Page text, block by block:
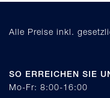
Alle Preise inkl.
SO ERREICHEN SIE
Mo-Fr: 8:00-16:00